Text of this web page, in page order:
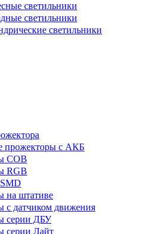
светильники
светильники
светильники
прожекторы с АКБ
COB
RGB
на штативе
с датчиком движения
серии ДБУ
серии Лайт